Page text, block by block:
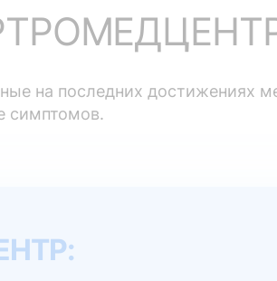
на последних достижениях
симптомов.